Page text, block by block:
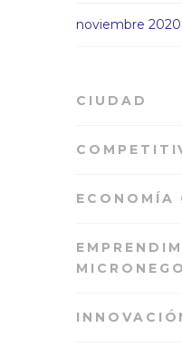
noviembre 2020
CIUDAD
ECONOMÍA